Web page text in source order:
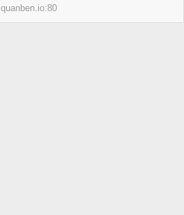
quanben.io:80